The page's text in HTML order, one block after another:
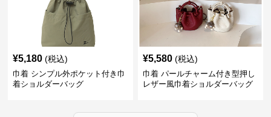
¥5,180 (税込)
巾着 シンプル外ポケット付き巾
着ショルダーバッグ
¥5,580 (税込)
巾着 パールチャーム付き型押し
レザー風巾着ショルダーバッグ